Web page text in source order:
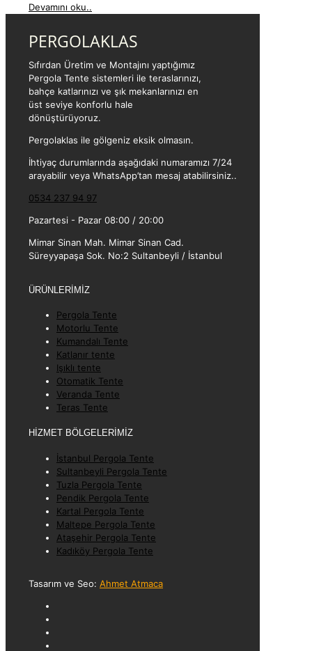
Devamını oku..
PERGOLAKLAS
Sıfırdan Üretim ve Montajını yaptığımız
Pergola Tente sistemleri ile teraslarınızı,
bahçe katlarınızı ve şık mekanlarınızı en
üst seviye konforlu hale
dönüştürüyoruz.
Pergolaklas ile gölgeniz eksik olmasın.
İhtiyaç durumlarında aşağıdaki numaramızı 7/24
arayabilir veya WhatsApp’tan mesaj atabilirsiniz..
0534 237 94 97
Pazartesi - Pazar 08:00 / 20:00
Mimar Sinan Mah. Mimar Sinan Cad.
Süreyyapaşa Sok. No:2 Sultanbeyli / İstanbul
ÜRÜNLERİMİZ
Pergola Tente
Motorlu Tente
Kumandalı Tente
Katlanır tente
Işıklı tente
Otomatik Tente
Veranda Tente
Teras Tente
HİZMET BÖLGELERİMİZ
İstanbul Pergola Tente
Sultanbeyli Pergola Tente
Tuzla Pergola Tente
Pendik Pergola Tente
Kartal Pergola Tente
Maltepe Pergola Tente
Ataşehir Pergola Tente
Kadıköy Pergola Tente
Tasarım ve Seo: Ahmet Atmaca